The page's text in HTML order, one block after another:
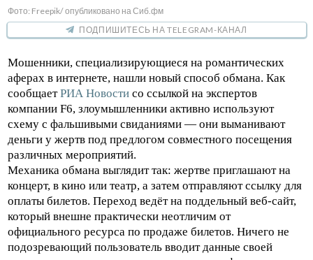
Фото: Freepik/ опубликовано на Сиб.фм
ПОДПИШИТЕСЬ НА TELEGRAM-КАНАЛ
Мошенники, специализирующиеся на романтических
аферах в интернете, нашли новый способ обмана. Как
сообщаетРИА Новостисо ссылкой на экспертов
компании F6, злоумышленники активно используют
схему с фальшивыми свиданиями — они выманивают
деньги у жертв под предлогом совместного посещения
различных мероприятий.
Механика обмана выглядит так: жертве приглашают на
концерт, в кино или театр, а затем отправляют ссылку для
оплаты билетов. Переход ведёт на поддельный веб-сайт,
который внешне практически неотличим от
официального ресурса по продаже билетов. Ничего не
подозревающий пользователь вводит данные своей